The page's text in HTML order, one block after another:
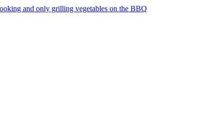
and only grilling vegetables on the BBQ